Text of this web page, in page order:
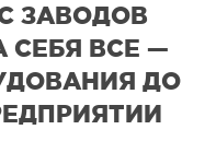
ЗАВОДОВ
СЕБЯ ВСЕ —
ДО